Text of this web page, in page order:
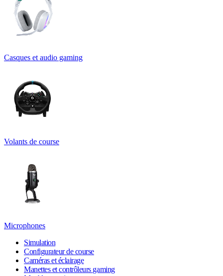
Casques et audio gaming
Volants de course
Microphones
Simulation
Configurateur de course
Caméras et éclairage
Manettes et contrôleurs gaming